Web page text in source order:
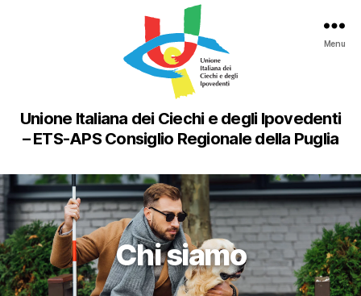
Unione Italiana dei Ciechi e degli Ipovedenti
– ETS-APS Consiglio Regionale della Puglia
Menu
Chi siamo